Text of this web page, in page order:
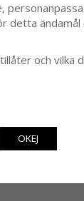
detta ändamål
och vilka
OKEJ